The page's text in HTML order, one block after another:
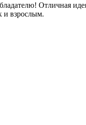
Отличная
и взрослым.